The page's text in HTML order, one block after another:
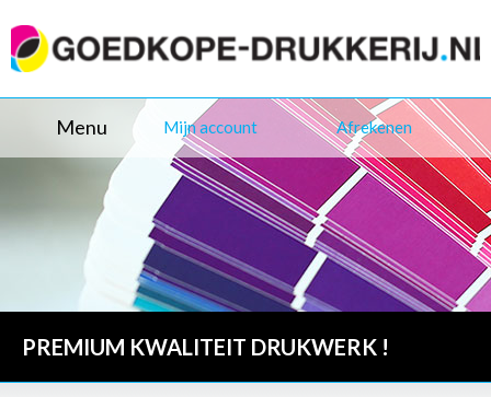
Menu Mijn account Afrekenen
PREMIUM KWALITEIT DRUKWERK !